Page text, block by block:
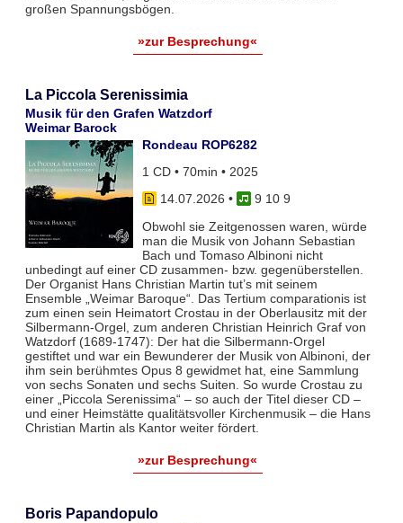
großen Spannungsbögen.
»zur Besprechung«
La Piccola Serenissimia
Musik für den Grafen Watzdorf
Weimar Barock
Rondeau ROP6282
1 CD • 70min • 2025
14.07.2026 •
9 10 9
Obwohl sie Zeitgenossen waren, würde
man die Musik von Johann Sebastian
Bach und Tomaso Albinoni nicht
unbedingt auf einer CD zusammen- bzw. gegenüberstellen.
Der Organist Hans Christian Martin tut’s mit seinem
Ensemble „Weimar Baroque“. Das Tertium comparationis ist
zum einen sein Heimatort Crostau in der Oberlausitz mit der
Silbermann-Orgel, zum anderen Christian Heinrich Graf von
Watzdorf (1689-1747): Der hat die Silbermann-Orgel
gestiftet und war ein Bewunderer der Musik von Albinoni, der
ihm sein berühmtes Opus 8 gewidmet hat, eine Sammlung
von sechs Sonaten und sechs Suiten. So wurde Crostau zu
einer „Piccola Serenissima“ – so auch der Titel dieser CD –
und einer Heimstätte qualitätsvoller Kirchenmusik – die Hans
Christian Martin als Kantor weiter fördert.
»zur Besprechung«
Boris Papandopulo